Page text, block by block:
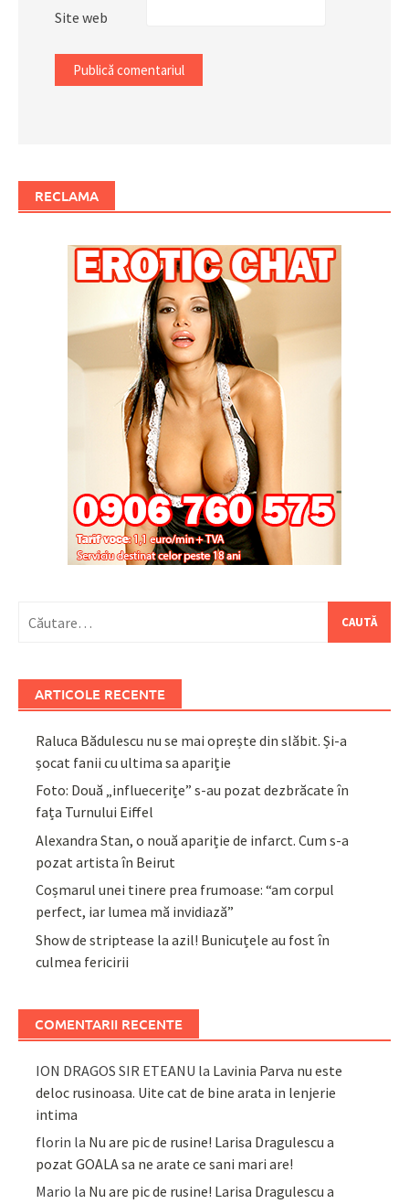
Site web
RECLAMA
după:
ARTICOLE RECENTE
Raluca Bădulescu nu se mai oprește din slăbit. Și-a
șocat fanii cu ultima sa apariție
Foto: Două „influecerițe” s-au pozat dezbrăcate în
fața Turnului Eiffel
Alexandra Stan, o nouă apariție de infarct. Cum s-a
pozat artista în Beirut
Coșmarul unei tinere prea frumoase: “am corpul
perfect, iar lumea mă invidiază”
Show de striptease la azil! Bunicuțele au fost în
culmea fericirii
COMENTARII RECENTE
ION DRAGOS SIR ETEANU la Lavinia Parva nu este
deloc rusinoasa. Uite cat de bine arata in lenjerie
intima
florin la Nu are pic de rusine! Larisa Dragulescu a
pozat GOALA sa ne arate ce sani mari are!
Mario la Nu are pic de rusine! Larisa Dragulescu a